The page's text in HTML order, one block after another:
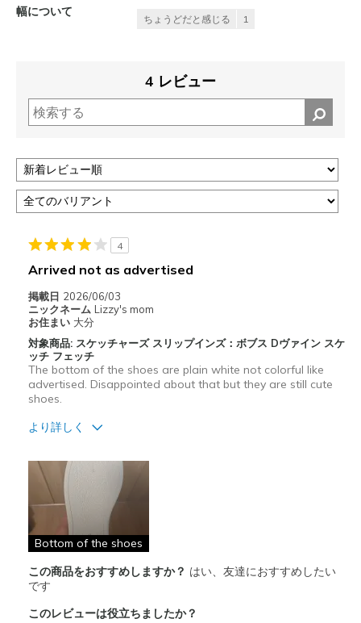
幅について
ちょうどだと感じる 1
4 レビュー
4
Arrived not as advertised
掲載日 2026/06/03
ニックネーム Lizzy's mom
お住まい 大分
対象商品: スケッチャーズ スリップインズ：ボブス Dヴァイン スケ
ッチ フェッチ
The bottom of the shoes are plain white not colorful like
advertised. Disappointed about that but they are still cute
shoes.
より詳しく
デザイン
サイズについて
幅について
ちょうどだと感じる
Bottom of the shoes
この商品をおすすめしますか？ はい、友達におすすめしたい
です
このレビューは役立ちましたか？